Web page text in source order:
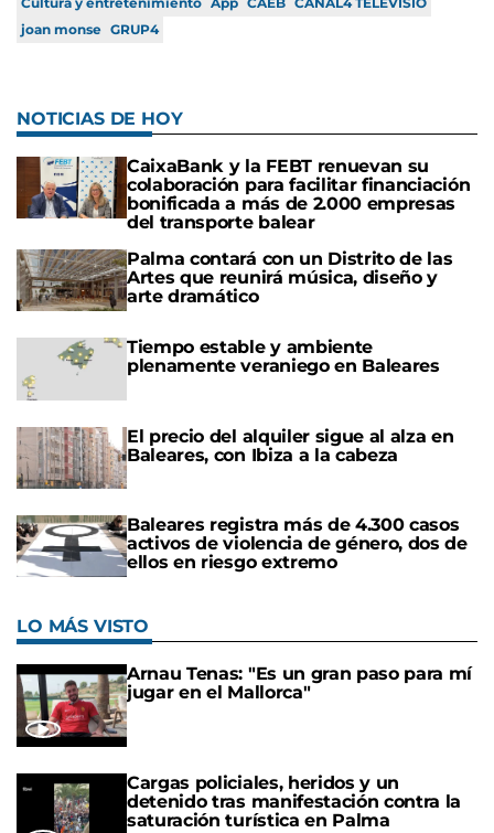
joan monse GRUP4
NOTICIAS DE HOY
CaixaBank y la FEBT renuevan su
colaboración para facilitar financiación
bonificada a más de 2.000 empresas
del transporte balear
Palma contará con un Distrito de las
Artes que reunirá música, diseño y
arte dramático
Tiempo estable y ambiente
plenamente veraniego en Baleares
El precio del alquiler sigue al alza en
Baleares, con Ibiza a la cabeza
Baleares registra más de 4.300 casos
activos de violencia de género, dos de
ellos en riesgo extremo
LO MÁS VISTO
Arnau Tenas: "Es un gran paso para mí
jugar en el Mallorca"
Cargas policiales, heridos y un
detenido tras manifestación contra la
saturación turística en Palma